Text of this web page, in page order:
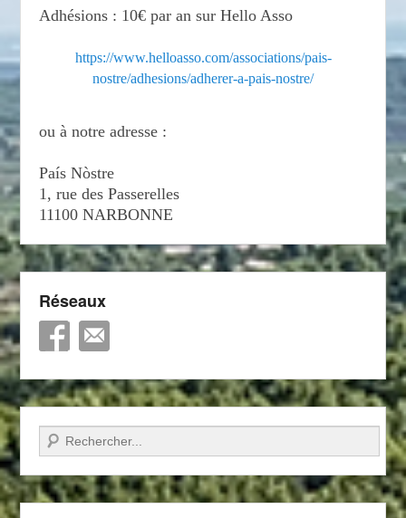
Adhésions : 10€ par an sur Hello Asso
https://www.helloasso.com/associations/pais-
nostre/adhesions/adherer-a-pais-nostre/
ou à notre adresse :
País Nòstre
1, rue des Passerelles
11100 NARBONNE
Réseaux
Recherche